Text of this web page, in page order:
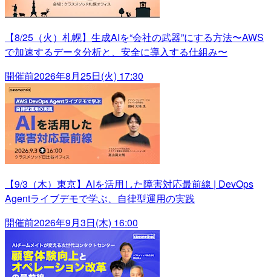
【8/25（火）札幌】生成AIを“会社の武器”にする方法〜AWS
で加速するデータ分析と、安全に導入する仕組み〜
開催前2026年8月25日(火) 17:30
【9/3（木）東京】AIを活用した障害対応最前線 | DevOps
Agentライブデモで学ぶ、自律型運用の実践
開催前2026年9月3日(木) 16:00